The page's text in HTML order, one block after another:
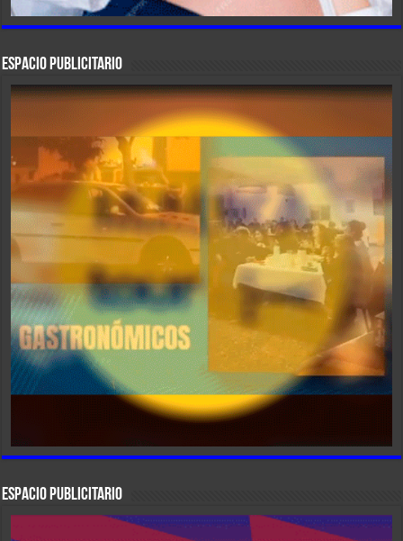
ESPACIO PUBLICITARIO
ESPACIO PUBLICITARIO